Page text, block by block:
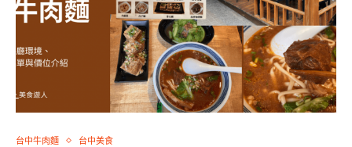
台中牛肉麵 台中美食